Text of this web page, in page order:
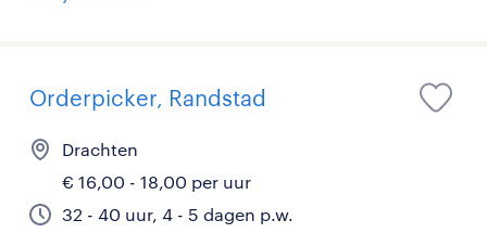
Orderpicker, Randstad
Drachten
€ 16,00 - 18,00 per uur
32 - 40 uur, 4 - 5 dagen p.w.